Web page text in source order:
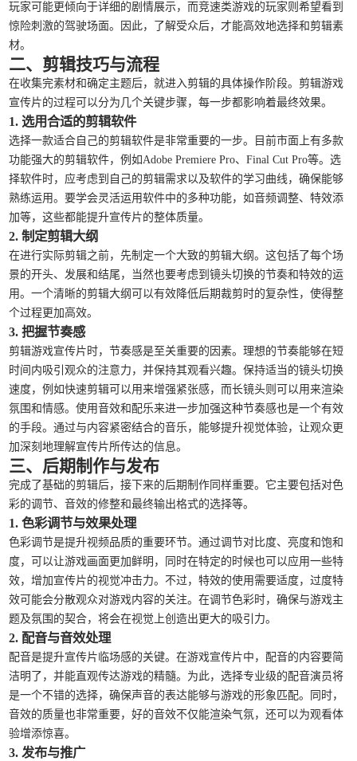
玩家可能更倾向于详细的剧情展示，而竞速类游戏的玩家则希望看到
惊险刺激的驾驶场面。因此，了解受众后，才能高效地选择和剪辑素
材。
二、剪辑技巧与流程
在收集完素材和确定主题后，就进入剪辑的具体操作阶段。剪辑游戏
宣传片的过程可以分为几个关键步骤，每一步都影响着最终效果。
1. 选用合适的剪辑软件
选择一款适合自己的剪辑软件是非常重要的一步。目前市面上有多款
功能强大的剪辑软件，例如Adobe Premiere Pro、Final Cut Pro等。选
择软件时，应考虑到自己的剪辑需求以及软件的学习曲线，确保能够
熟练运用。要学会灵活运用软件中的多种功能，如音频调整、特效添
加等，这些都能提升宣传片的整体质量。
2. 制定剪辑大纲
在进行实际剪辑之前，先制定一个大致的剪辑大纲。这包括了每个场
景的开头、发展和结尾，当然也要考虑到镜头切换的节奏和特效的运
用。一个清晰的剪辑大纲可以有效降低后期裁剪时的复杂性，使得整
个过程更加高效。
3. 把握节奏感
剪辑游戏宣传片时，节奏感是至关重要的因素。理想的节奏能够在短
时间内吸引观众的注意力，并保持其观看兴趣。保持适当的镜头切换
速度，例如快速剪辑可以用来增强紧张感，而长镜头则可以用来渲染
氛围和情感。使用音效和配乐来进一步加强这种节奏感也是一个有效
的手段。通过与内容紧密结合的音乐，能够提升视觉体验，让观众更
加深刻地理解宣传片所传达的信息。
三、后期制作与发布
完成了基础的剪辑后，接下来的后期制作同样重要。它主要包括对色
彩的调节、音效的修整和最终输出格式的选择等。
1. 色彩调节与效果处理
色彩调节是提升视频品质的重要环节。通过调节对比度、亮度和饱和
度，可以让游戏画面更加鲜明，同时在特定的时候也可以应用一些特
效，增加宣传片的视觉冲击力。不过，特效的使用需要适度，过度特
效可能会分散观众对游戏内容的关注。在调节色彩时，确保与游戏主
题及氛围的契合，将会在视觉上创造出更大的吸引力。
2. 配音与音效处理
配音是提升宣传片临场感的关键。在游戏宣传片中，配音的内容要简
洁明了，并能直观传达游戏的精髓。为此，选择专业级的配音演员将
是一个不错的选择，确保声音的表达能够与游戏的形象匹配。同时，
音效的质量也非常重要，好的音效不仅能渲染气氛，还可以为观看体
验增添惊喜。
3. 发布与推广